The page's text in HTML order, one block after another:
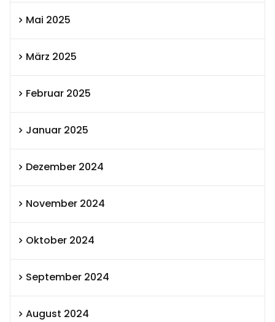
Mai 2025
März 2025
Februar 2025
Januar 2025
Dezember 2024
November 2024
Oktober 2024
September 2024
August 2024